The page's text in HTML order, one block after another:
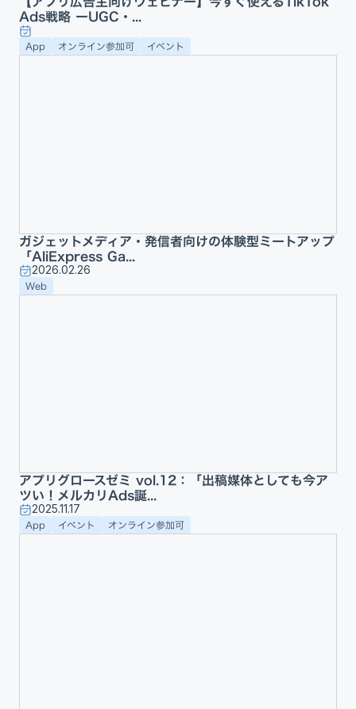
Ads戦略 ーUGC・...
App オンライン参加可 イベント
ガジェットメディア・発信者向けの体験型ミートアップ
「AliExpress Ga...
2026.02.26
Web
アプリグロースゼミ vol.12：「出稿媒体としても今ア
ツい！メルカリAds誕...
2025.11.17
App イベント オンライン参加可